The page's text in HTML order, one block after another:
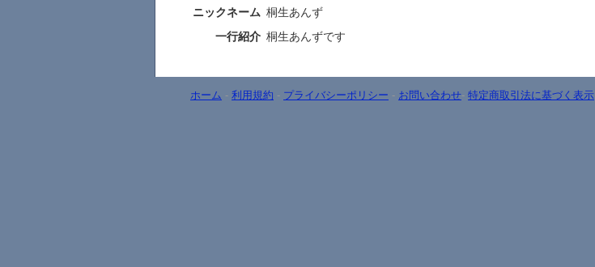
ニックネーム 桐生あんず
一行紹介 桐生あんずです
ホーム - 利用規約 - プライバシーポリシー - お問い合わせ- 特定商取引法に基づく表示